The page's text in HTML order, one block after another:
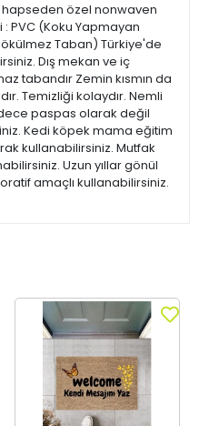
hapseden özel nonwaven
: PVC (Koku Yapmayan
Taban) Türkiye'de
Dış mekan ve iç
tabandır Zemin kısmın da
Temizliği kolaydır. Nemli
paspas olarak değil
Kedi köpek mama eğitim
kullanabilirsiniz. Mutfak
Uzun yıllar gönül
amaçlı kullanabilirsiniz.